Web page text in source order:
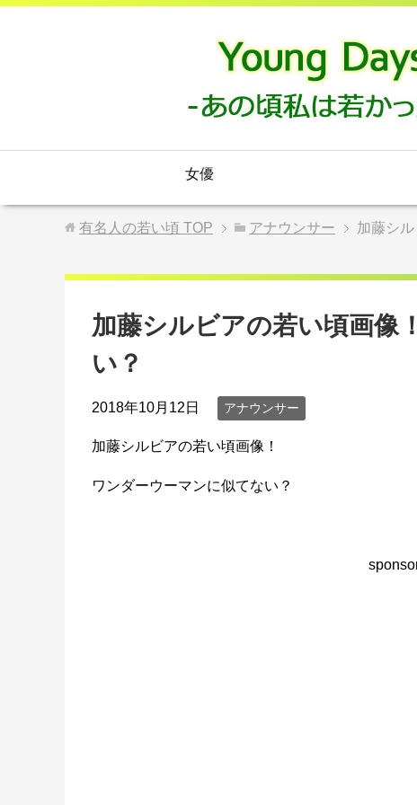
女優
有名人の若い頃 TOP アナウンサー 加藤シ
加藤シルビアの若い頃画像
い？
2018年10月12日 アナウンサー
加藤シルビアの若い頃画像！
ワンダーウーマンに似てない？